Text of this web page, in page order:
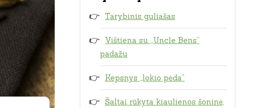
Tarybinis guliašas
Vištiena su „Uncle Bens”
padažu
Kepsnys „lokio pėda“
Šaltai rūkyta kiaulienos šoninė,